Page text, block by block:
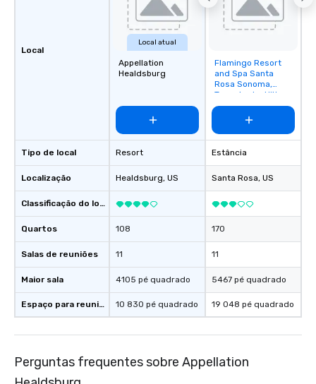
Local
Tipo de local
Localização
Classificação do local
Quartos
Salas de reuniões
Maior sala
Espaço para reuniões
Local atual
Appellation
Healdsburg
Resort
Healdsburg, US
108
11
4105 pé quadrado
10 830 pé quadrado
Removed from
favorites
Flamingo Resort
and Spa Santa
Rosa Sonoma,
Tapestry by Hilton
Estância
Santa Rosa, US
170
11
5467 pé quadrado
19 048 pé quadrado
Perguntas frequentes sobre Appellation